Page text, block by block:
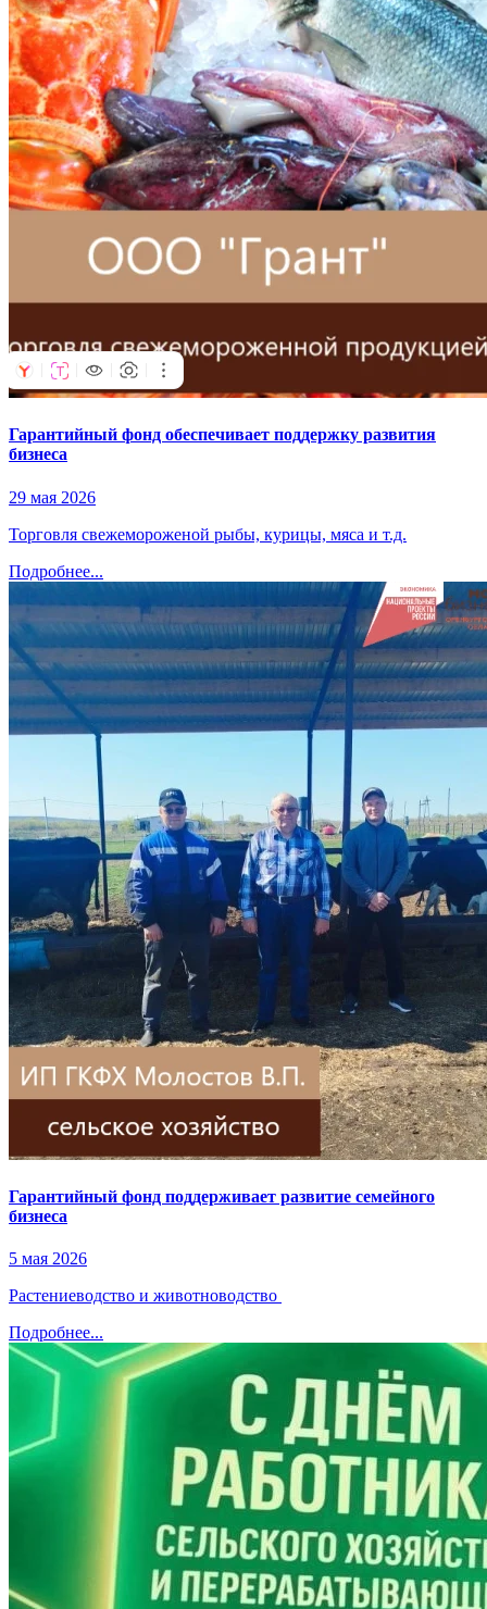
Гарантийный фонд обеспечивает поддержку развития
бизнеса
29 мая 2026
Торговля свежемороженой рыбы, курицы, мяса и т.д.
Подробнее...
Гарантийный фонд поддерживает развитие семейного
бизнеса
5 мая 2026
Растениеводство и животноводство
Подробнее...